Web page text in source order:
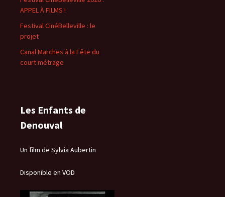
APPEL À FILMS !
Festival CinéBelleville : le
projet
Canal Marches à la Fête du
court métrage
Les Enfants de
Denouval
Un film de Sylvia Aubertin
Disponible en VOD